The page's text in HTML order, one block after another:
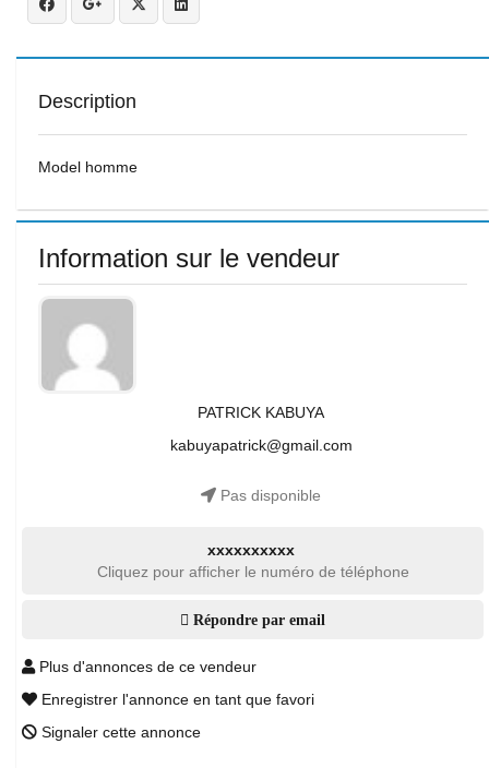
Description
Model homme
Information sur le vendeur
PATRICK KABUYA
kabuyapatrick@gmail.com
Pas disponible
xxxxxxxxxx
Cliquez pour afficher le numéro de téléphone
Répondre par email
Plus d'annonces de ce vendeur
Enregistrer l'annonce en tant que favori
Signaler cette annonce